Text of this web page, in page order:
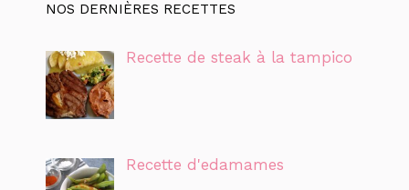
NOS DERNIÈRES RECETTES
Recette de steak à la tampico
Recette d'edamames